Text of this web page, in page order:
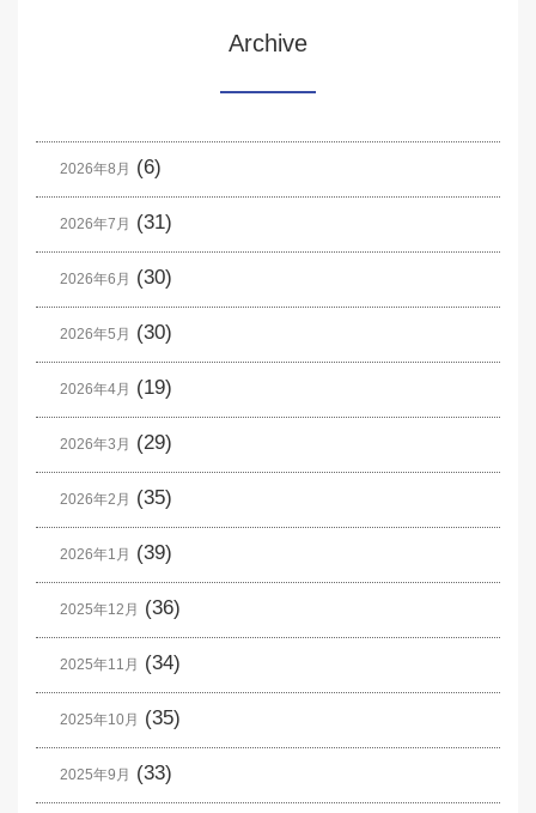
Archive
2026年8月 (6)
2026年7月 (31)
2026年6月 (30)
2026年5月 (30)
2026年4月 (19)
2026年3月 (29)
2026年2月 (35)
2026年1月 (39)
2025年12月 (36)
2025年11月 (34)
2025年10月 (35)
2025年9月 (33)